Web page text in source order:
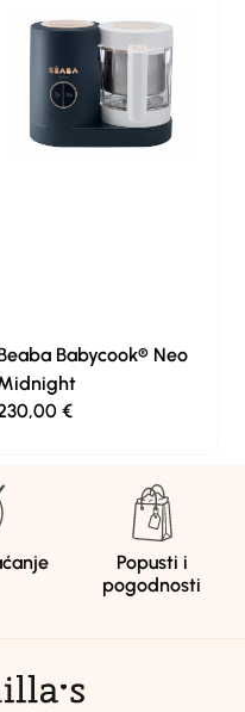
Babycook® Neo
€
Popusti i
pogodnosti